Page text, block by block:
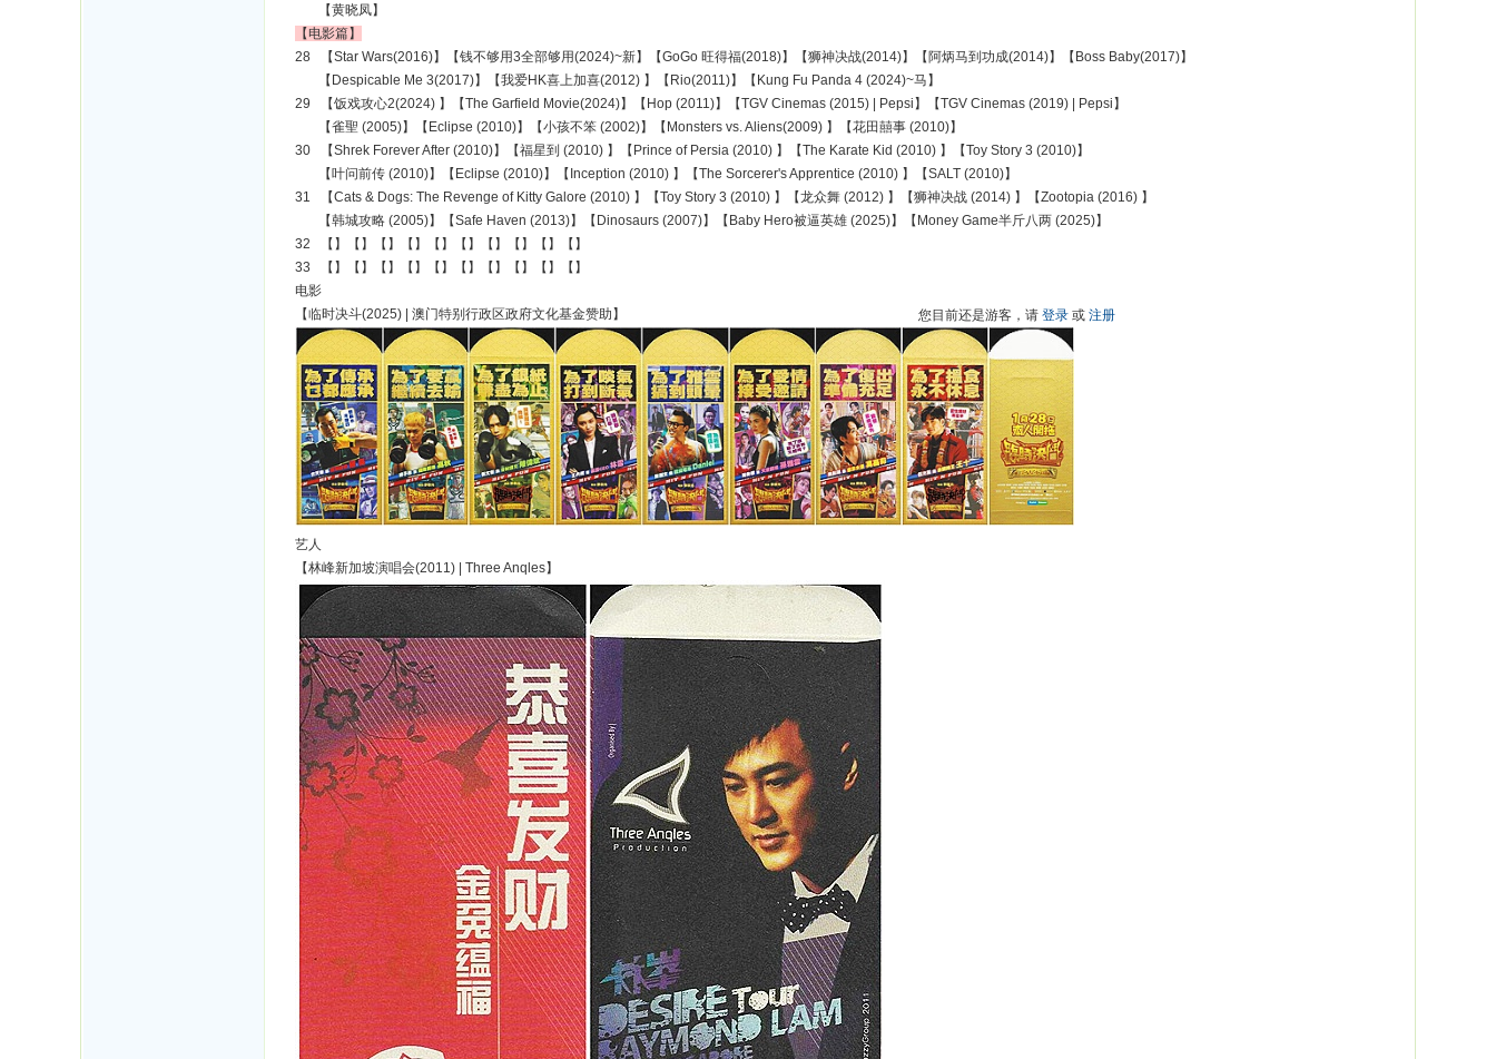
【黄晓凤】
【电影篇】
28 【Star Wars(2016)】【钱不够用3全部够用(2024)~新】【GoGo 旺得福(2018)】【狮神决战(2014)】【阿炳马到功成(2014)】【Boss Baby(2017)】
【Despicable Me 3(2017)】【我爱HK喜上加喜(2012) 】【Rio(2011)】【Kung Fu Panda 4 (2024)~马】
29 【饭戏攻心2(2024) 】【The Garfield Movie(2024)】【Hop (2011)】【TGV Cinemas (2015) | Pepsi】【TGV Cinemas (2019) | Pepsi】
【雀聖 (2005)】【Eclipse (2010)】【小孩不笨 (2002)】【Monsters vs. Aliens(2009) 】【花田囍事 (2010)】
30 【Shrek Forever After (2010)】【福星到 (2010) 】【Prince of Persia (2010) 】【The Karate Kid (2010) 】【Toy Story 3 (2010)】
【叶问前传 (2010)】【Eclipse (2010)】【Inception (2010) 】【The Sorcerer's Apprentice (2010) 】【SALT (2010)】
31 【Cats & Dogs: The Revenge of Kitty Galore (2010) 】【Toy Story 3 (2010) 】【龙众舞 (2012) 】【狮神决战 (2014) 】【Zootopia (2016) 】
【韩城攻略 (2005)】【Safe Haven (2013)】【Dinosaurs (2007)】【Baby Hero被逼英雄 (2025)】【Money Game半斤八两 (2025)】
32 【】【】【】【】【】【】【】【】【】【】
33 【】【】【】【】【】【】【】【】【】【】
电影
【临时决斗(2025) | 澳门特别行政区政府文化基金赞助】
艺人
【林峰新加坡演唱会(2011) | Three Anqles】
您目前还是游客，请 登录或 注册